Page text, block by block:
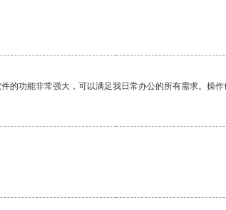
功能非常强大，可以满足我日常办公的所有需求。操作